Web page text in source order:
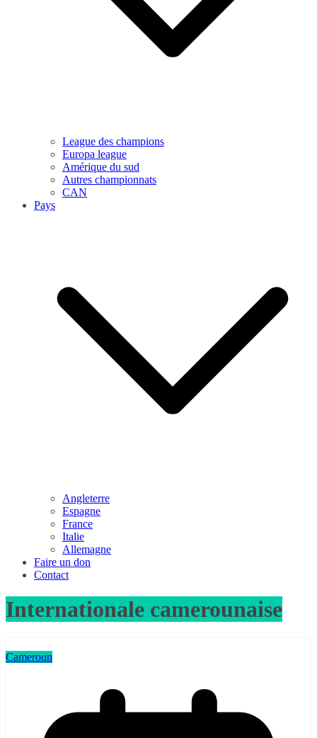
League des champions
Europa league
Amérique du sud
Autres championnats
CAN
Pays
Angleterre
Espagne
France
Italie
Allemagne
Faire un don
Contact
Internationale camerounaise
Cameroun